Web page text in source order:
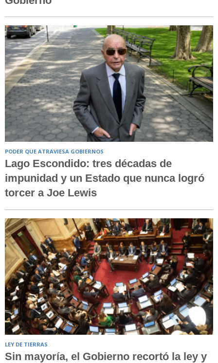
PODER QUE ATRAVIESA GOBIERNOS
Lago Escondido: tres décadas de
impunidad y un Estado que nunca logró
torcer a Joe Lewis
LEY DE TIERRAS
Sin mayoría, el Gobierno recortó la ley y